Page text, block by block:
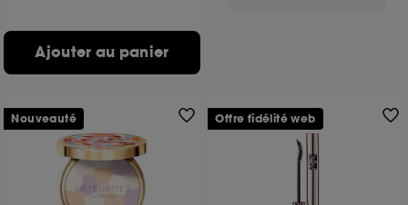
Ajouter au panier
Nouveauté Offre fidélité web